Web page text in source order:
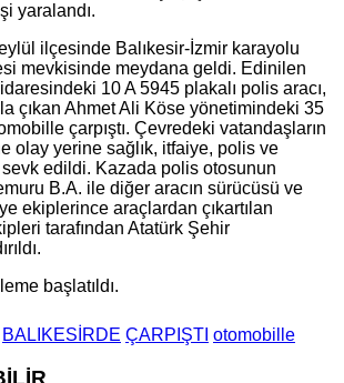
yaralandı.
ilçesinde Balıkesir-İzmir karayolu
mevkisinde meydana geldi. Edinilen
10 A 5945 plakalı polis aracı,
çıkan Ahmet Ali Köse yönetimindeki 35
çarpıştı. Çevredeki vatandaşların
olay yerine sağlık, itfaiye, polis ve
edildi. Kazada polis otosunun
B.A. ile diğer aracın sürücüsü ve
ekiplerince araçlardan çıkartılan
tarafından Atatürk Şehir
başlatıldı.
BALIKESİRDE ÇARPIŞTI otomobille